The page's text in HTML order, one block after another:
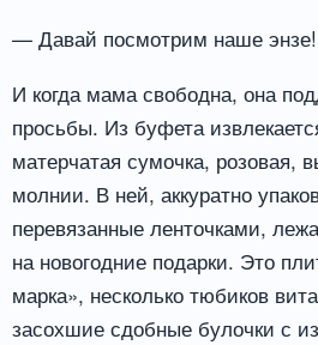
— Давай посмотрим наше энзе!
И когда мама свободна, она
просьбы. Из буфета
матерчатая сумочка, розовая,
молнии. В ней, аккуратно
перевязанные ленточками,
на новогодние подарки. Это
марка», несколько тюбиков
засохшие сдобные булочки с